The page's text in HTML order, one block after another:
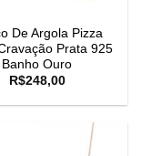
De Argola Pizza
Prata 925
Banho Ouro
R$248,00